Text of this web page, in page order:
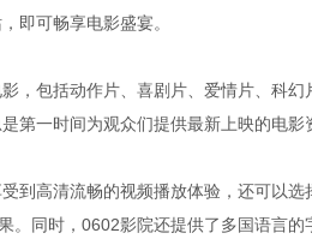
即可畅享电影盛宴。
，包括动作片、喜剧片、爱情片、科
第一时间为观众们提供最新上映的电影
到高清流畅的视频播放体验，还可以
。同时，0602影院还提供了多国语言的